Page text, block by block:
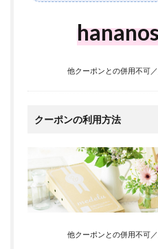
他クーポンとの併用不可
クーポンの利用方法
他クーポンとの併用不可